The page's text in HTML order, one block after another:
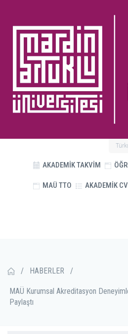
AKADEMİK TAKVİM
MAÜ TTO AKADEMİK CV
/ HABERLER /
MAÜ Kurumsal Akreditasyon
Paylaştı